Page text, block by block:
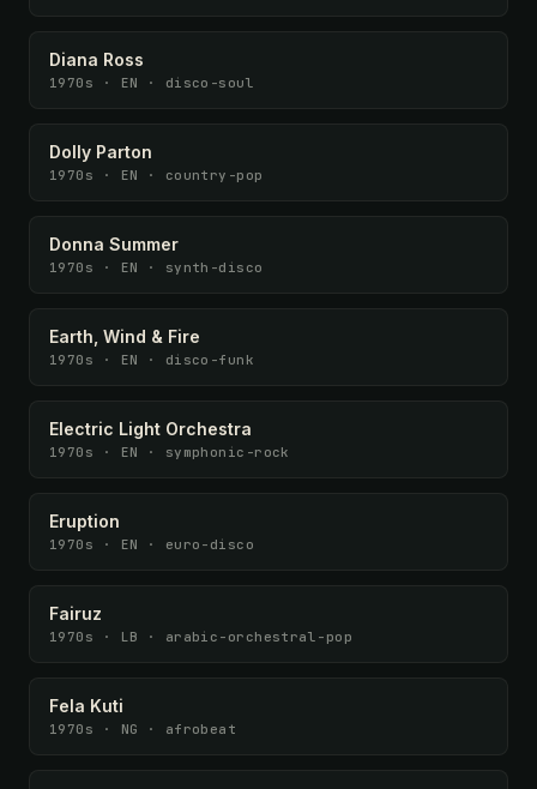
Diana Ross
1970s · EN · disco-soul
Dolly Parton
1970s · EN · country-pop
Donna Summer
1970s · EN · synth-disco
Earth, Wind & Fire
1970s · EN · disco-funk
Electric Light Orchestra
1970s · EN · symphonic-rock
Eruption
1970s · EN · euro-disco
Fairuz
1970s · LB · arabic-orchestral-pop
Fela Kuti
1970s · NG · afrobeat